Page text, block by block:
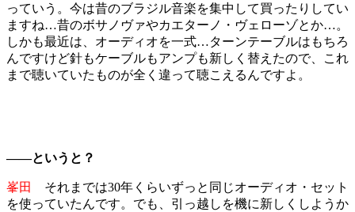
っていう。今は昔のブラジル音楽を集中して買ったりしてい
ますね…昔のボサノヴァやカエターノ・ヴェローゾとか…。
しかも最近は、オーディオを一式…ターンテーブルはもちろ
んですけど針もケーブルもアンプも新しく替えたので、これ
まで聴いていたものが全く違って聴こえるんですよ。
――というと？
峯田
それまでは30年くらいずっと同じオーディオ・セット
を使っていたんです。でも、引っ越しを機に新しくしようか